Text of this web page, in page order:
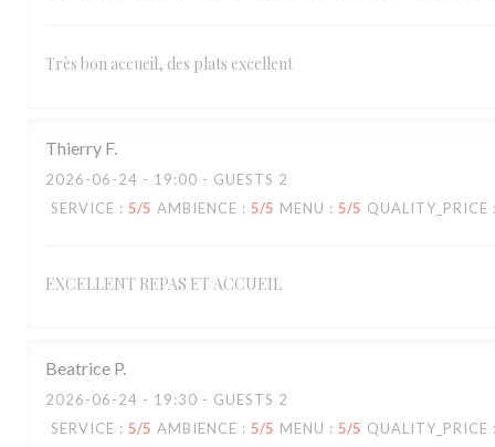
Très bon accueil, des plats excellent
Thierry F
2026-06-24 - 19:00 - GUESTS 2
SERVICE : 5/5 AMBIENCE : 5/5 MENU : 5/5 QUALITY_PRICE
EXCELLENT REPAS ET ACCUEIL
Beatrice P
2026-06-24 - 19:30 - GUESTS 2
SERVICE : 5/5 AMBIENCE : 5/5 MENU : 5/5 QUALITY_PRICE